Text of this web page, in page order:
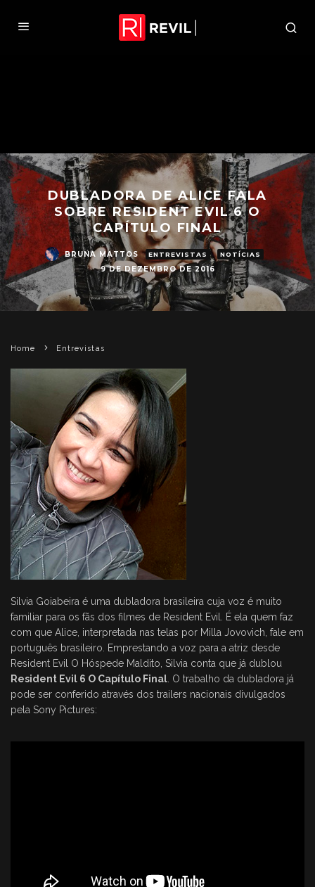
DUBLADORA DE ALICE FALA
SOBRE RESIDENT EVIL 6 O
CAPÍTULO FINAL
BRUNA MATTOS ENTREVISTAS NOTÍCIAS
9 DE DEZEMBRO DE 2016
Home Entrevistas
Silvia Goiabeira é uma dubladora brasileira cuja voz é muito
familiar para os fãs dos filmes de Resident Evil. É ela quem faz
com que Alice, interpretada nas telas por Milla Jovovich, fale em
português brasileiro. Emprestando a voz para a atriz desde
Resident Evil O Hóspede Maldito, Silvia conta que já dublou
Resident Evil 6 O Capítulo Final . O trabalho da dubladora já
pode ser conferido através dos trailers nacionais divulgados
pela Sony Pictures: